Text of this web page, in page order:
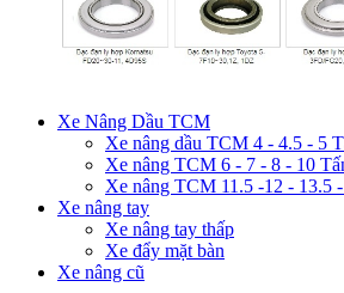
Xe Nâng Dầu TCM
Xe nâng dầu TCM 4 - 4.5 - 5
Xe nâng TCM 6 - 7 - 8 - 10
Xe nâng TCM 11.5 -12 - 13.5
Xe nâng tay
Xe nâng tay thấp
Xe đẩy mặt bàn
Xe nâng cũ